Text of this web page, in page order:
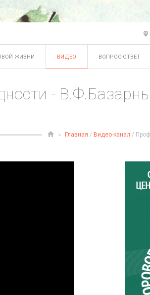
ЖИЗНИ ВИДЕО ВОПРОС-ОТВЕТ
-
Главная / Видео-канал /